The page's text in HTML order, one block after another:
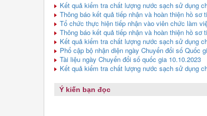
Kết quả kiểm tra chất lượng nước sạch sử dụng
Thông báo kết quả tiếp nhận và hoàn thiện hồ sơ
Tổ chức thực hiện tiếp nhận vào viên chức làm
Thông báo kết quả tiếp nhận và hoàn thiện hồ sơ
Kết quả kiểm tra chất lượng nước sạch sử dụng
Phổ cập bộ nhận diện ngày Chuyển đổi số Quốc
Tài liệu ngày Chuyển đổi số quốc gia 10.10.2023
Kết quả kiểm tra chất lượng nước sạch sử dụng
Ý kiến bạn đọc